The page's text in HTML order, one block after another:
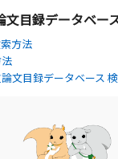
文目録データベー
方法
文目録データベース